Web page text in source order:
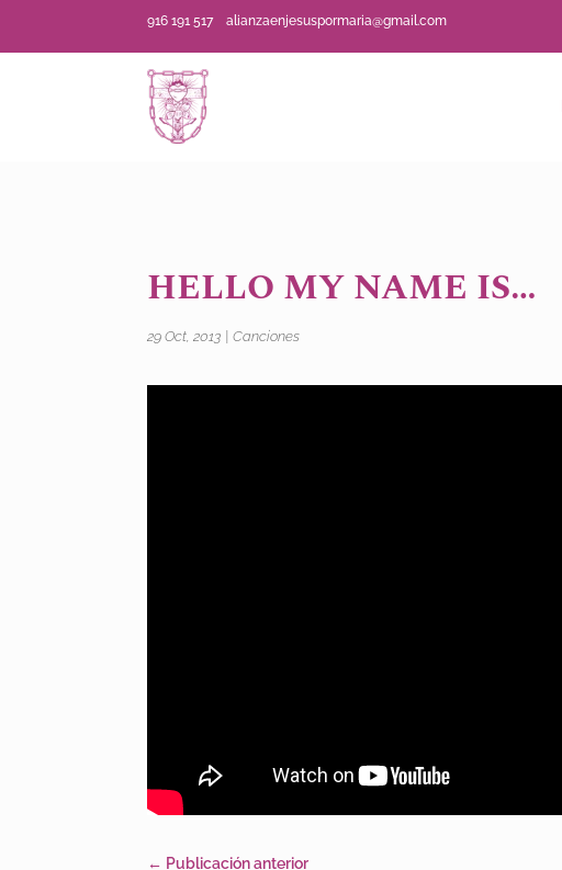
916 191 517alianzaenjesuspormaria@gmail.com
HELLO MY NAME IS…
29 Oct, 2013 |Canciones
← Publicación anterior